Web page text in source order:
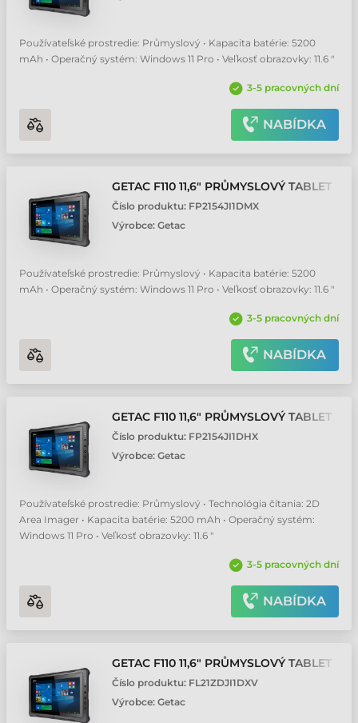
Používateľské prostredie: Průmyslový • Kapacita batérie: 5200
mAh • Operačný systém: Windows 11 Pro • Veľkosť obrazovky: 11.6 "
3-5 pracovných dní
NABÍDKA
GETAC F110 11,6" PRŮMYSLOVÝ TABLET
Číslo produktu: FP2154JI1DMX
Výrobce: Getac
Používateľské prostredie: Průmyslový • Kapacita batérie: 5200
mAh • Operačný systém: Windows 11 Pro • Veľkosť obrazovky: 11.6 "
3-5 pracovných dní
NABÍDKA
GETAC F110 11,6" PRŮMYSLOVÝ TABLET
Číslo produktu: FP2154JI1DHX
Výrobce: Getac
Používateľské prostredie: Průmyslový • Technológia čítania: 2D
Area Imager • Kapacita batérie: 5200 mAh • Operačný systém:
Windows 11 Pro • Veľkosť obrazovky: 11.6 "
3-5 pracovných dní
NABÍDKA
GETAC F110 11,6" PRŮMYSLOVÝ TABLET
Číslo produktu: FL21ZDJI1DXV
Výrobce: Getac